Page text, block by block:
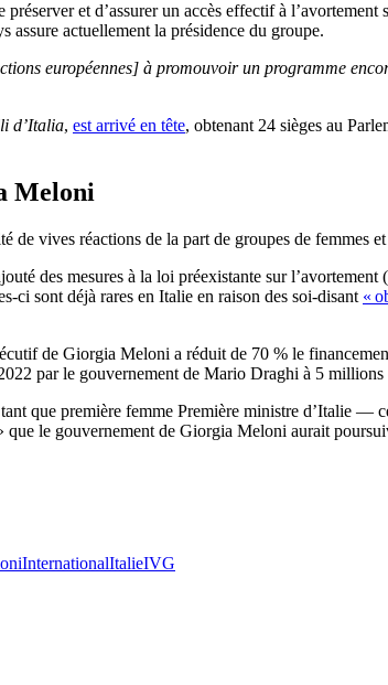
et d’assurer un accès effectif à l’avortement
actuellement la présidence du groupe.
européennes] à promouvoir un programme
d’Italia, est arrivé en tête, obtenant 24 sièges au
Meloni
de vives réactions de la part de groupes de femmes
des mesures à la loi préexistante sur
ci sont déjà rares en Italie en raison des soi-disant «
de Giorgia Meloni a réduit de 70 % le
par le gouvernement de Mario Draghi à 5 millions
que première femme Première ministre d’Italie —
le gouvernement de Giorgia Meloni aurait
InternationalItalieIVG